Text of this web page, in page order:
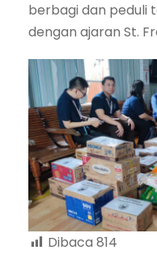
berbagi dan peduli
dengan ajaran St.
Dibaca 814